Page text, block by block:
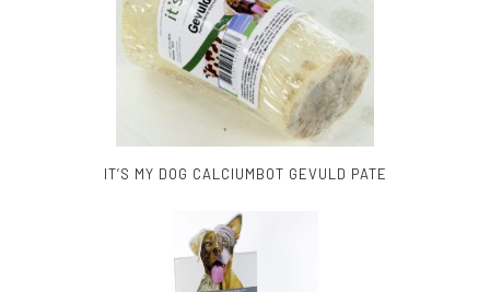
IT’S MY DOG CALCIUMBOT GEVULD PATE